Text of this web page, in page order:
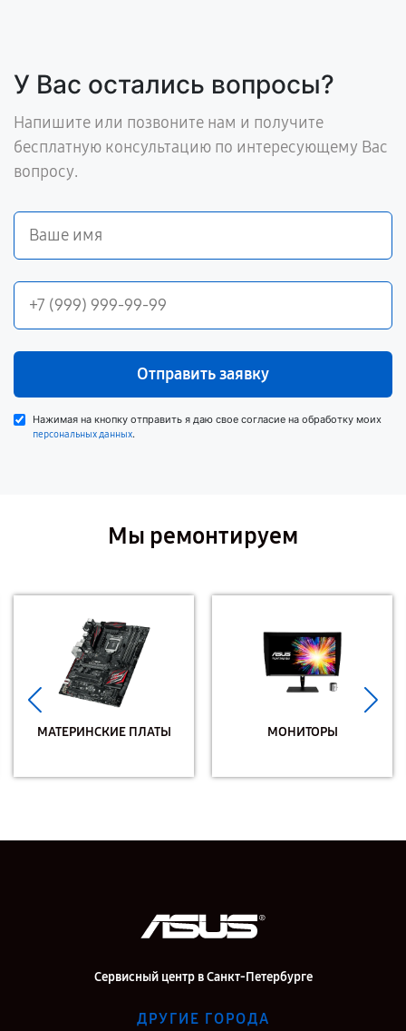
У Вас остались вопросы?
Напишите или позвоните нам и получите
бесплатную консультацию по интересующему Вас
вопросу.
Отправить заявку
Нажимая на кнопку отправить я даю свое согласие на обработку моих
персональных данных.
Мы ремонтируем
МАТЕРИНСКИЕ ПЛАТЫ МОНИТОРЫ
Сервисный центр в Санкт-Петербурге
ДРУГИЕ ГОРОДА